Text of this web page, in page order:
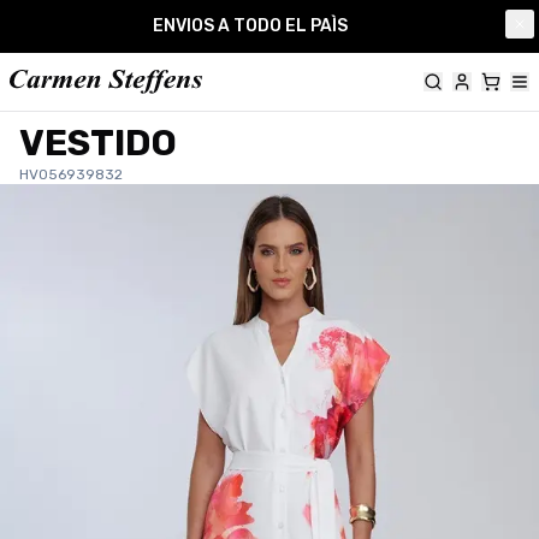
ENVIOS A TODO EL PAÌS
VESTIDO
HV056939832